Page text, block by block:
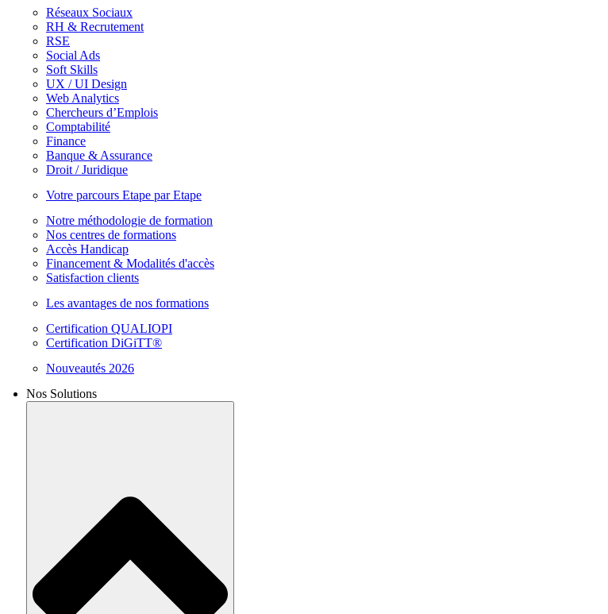
Réseaux Sociaux
RH & Recrutement
RSE
Social Ads
Soft Skills
UX / UI Design
Web Analytics
Chercheurs d’Emplois
Comptabilité
Finance
Banque & Assurance
Droit / Juridique
Votre parcours Etape par Etape
Notre méthodologie de formation
Nos centres de formations
Accès Handicap
Financement & Modalités d'accès
Satisfaction clients
Les avantages de nos formations
Certification QUALIOPI
Certification DiGiTT®
Nouveautés 2026
Nos Solutions